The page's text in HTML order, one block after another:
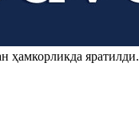
ҳамкорликда яратилди.